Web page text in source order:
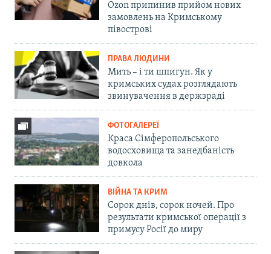
Ozon припинив прийом нових
замовлень на Кримському
півострові
ПРАВА ЛЮДИНИ
Мить – і ти шпигун. Як у
кримських судах розглядають
звинувачення в держзраді
ФОТОГАЛЕРЕЇ
Краса Сімферопольського
водосховища та занедбаність
довкола
ВІЙНА ТА КРИМ
Сорок днів, сорок ночей. Про
результати кримської операції з
примусу Росії до миру